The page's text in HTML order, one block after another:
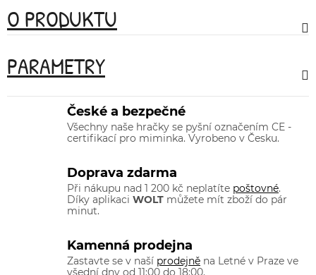
O PRODUKTU
PARAMETRY
České a bezpečné
Všechny naše hračky se pyšní označením CE -
certifikací pro miminka. Vyrobeno v Česku.
Doprava zdarma
Při nákupu nad 1 200 kč neplatíte poštovné.
Díky aplikaci WOLT můžete mít zboží do pár
minut.
Kamenná prodejna
Zastavte se v naší prodejně na Letné v Praze ve
všední dny od 11:00 do 18:00.